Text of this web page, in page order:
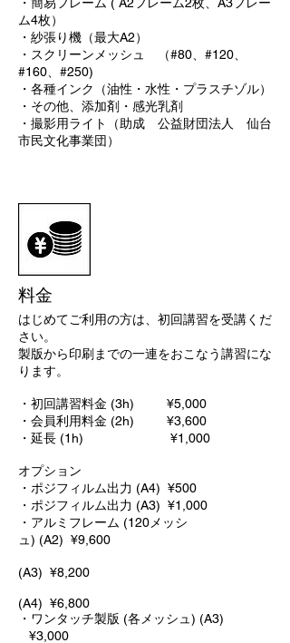
ム4枚）
​・紗張り機（最大A2）
・スクリーンメッシュ （#80、#120、
#160、#250)
・各種インク（油性・水性・プラスチゾル）
・その他、添加剤・感光乳剤
​・撮影用ライト（助成 公益財団法人 仙台
市民文化事業団）
料金
はじめてご利用の方は、初回講習を受講くだ
さい。
製版から印刷までの一連をおこなう講習にな
ります。
・初回講習料金 (3h) ¥5,000
・会員利用料金 (2h) ¥3,600
・延長 (1h) ¥1,000
オプション
・ポジフィルム出力 (A4) ¥500
・ポジフィルム出力 (A3) ¥1,000
・アルミフレーム (120メッシ
ュ) (A2) ¥9,600
(A3) ¥8,200
(A4) ¥6,800
・ワンタッチ製版 (各メッシュ) (A3)
¥3,000